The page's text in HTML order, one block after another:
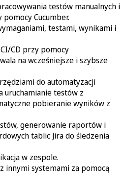
testów manualnych i
Cucumber.
testami, wynikami i
CD przy pomocy
na wcześniejsze i szybsze
do automatyzacji
uruchamianie testów z
pobieranie wyników z
generowanie raportów i
tablic Jira do śledzenia
w zespole.
innymi systemami za pomocą